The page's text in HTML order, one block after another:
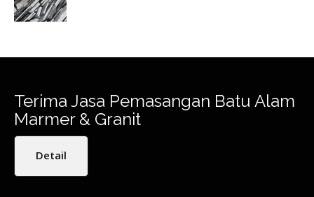
Terima Jasa Pemasangan Batu Alam
Marmer & Granit
Detail